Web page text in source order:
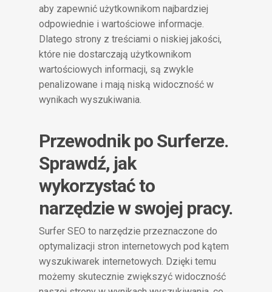
aby zapewnić użytkownikom najbardziej
odpowiednie i wartościowe informacje.
Dlatego strony z treściami o niskiej jakości,
które nie dostarczają użytkownikom
wartościowych informacji, są zwykle
penalizowane i mają niską widoczność w
wynikach wyszukiwania.
Przewodnik po Surferze.
Sprawdź, jak
wykorzystać to
narzędzie w swojej pracy.
Surfer SEO to narzędzie przeznaczone do
optymalizacji stron internetowych pod kątem
wyszukiwarek internetowych. Dzięki temu
możemy skutecznie zwiększyć widoczność